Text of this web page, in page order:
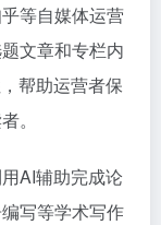
等自媒体运营
文章和专栏内
帮助运营者保
。
AI辅助完成论
写等学术写作